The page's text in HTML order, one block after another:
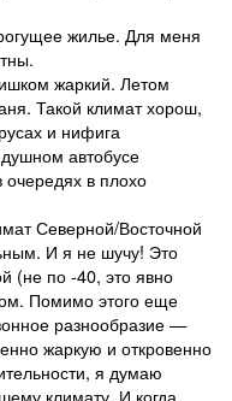
жилье. Для меня
жаркий. Летом
Такой климат хорош,
и нифига
автобусе
в плохо
Северной/Восточной
И я не шучу! Это
(не по -40, это явно
Помимо этого еще
разнообразие —
жаркую и откровенно
я думаю
климату. И когда